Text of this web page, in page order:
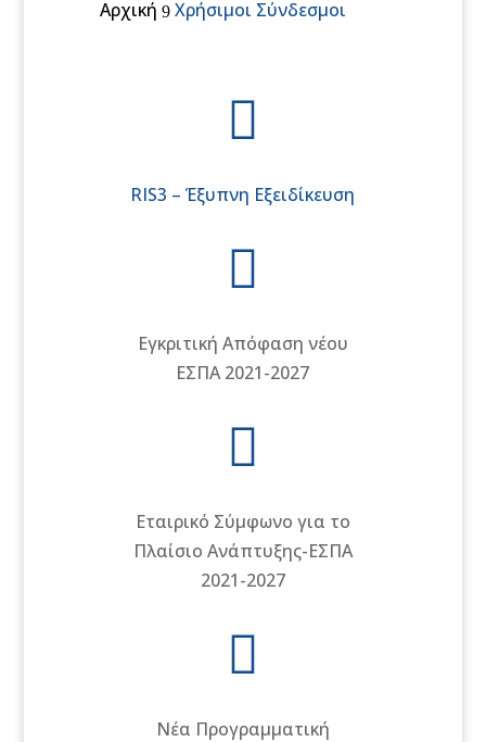
Αρχική 9 Χρήσιμοι Σύνδεσμοι

RIS3 – Έξυπνη Εξειδίκευση

Εγκριτική Απόφαση νέου
ΕΣΠΑ 2021-2027

Εταιρικό Σύμφωνο για το
Πλαίσιο Ανάπτυξης-ΕΣΠΑ
2021-2027

Νέα Προγραμματική